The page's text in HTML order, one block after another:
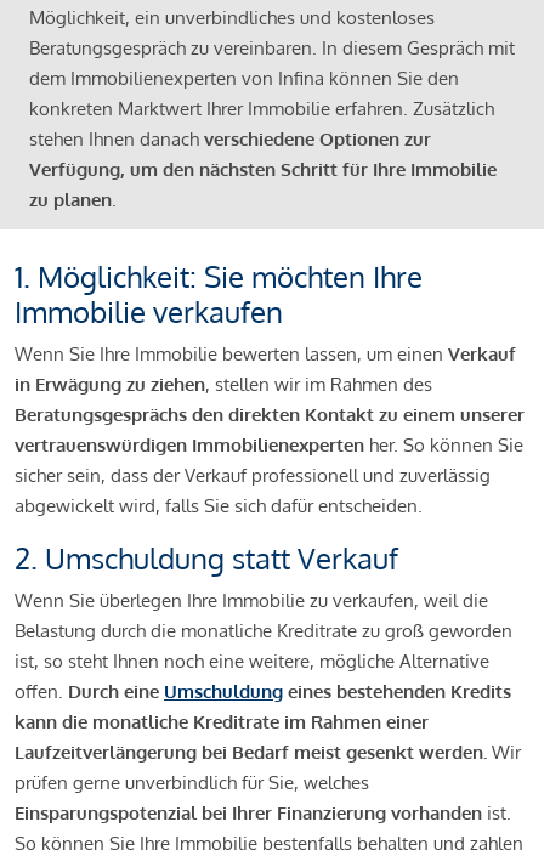
Möglichkeit, ein unverbindliches und kostenloses
Beratungsgespräch zu vereinbaren. In diesem Gespräch mit
dem Immobilienexperten von Infina können Sie den
konkreten Marktwert Ihrer Immobilie erfahren. Zusätzlich
stehen Ihnen danach verschiedene Optionen zur
Verfügung, um den nächsten Schritt für Ihre Immobilie
zu planen.
1. Möglichkeit: Sie möchten Ihre
Immobilie verkaufen
Wenn Sie Ihre Immobilie bewerten lassen, um einen Verkauf
in Erwägung zu ziehen, stellen wir im Rahmen des
Beratungsgesprächs den direkten Kontakt zu einem unserer
vertrauenswürdigen Immobilienexperten her. So können Sie
sicher sein, dass der Verkauf professionell und zuverlässig
abgewickelt wird, falls Sie sich dafür entscheiden.
2. Umschuldung statt Verkauf
Wenn Sie überlegen Ihre Immobilie zu verkaufen, weil die
Belastung durch die monatliche Kreditrate zu groß geworden
ist, so steht Ihnen noch eine weitere, mögliche Alternative
offen. Durch eine Umschuldung eines bestehenden Kredits
kann die monatliche Kreditrate im Rahmen einer
Laufzeitverlängerung bei Bedarf meist gesenkt werden. Wir
prüfen gerne unverbindlich für Sie, welches
Einsparungspotenzial bei Ihrer Finanzierung vorhanden ist.
So können Sie Ihre Immobilie bestenfalls behalten und zahlen